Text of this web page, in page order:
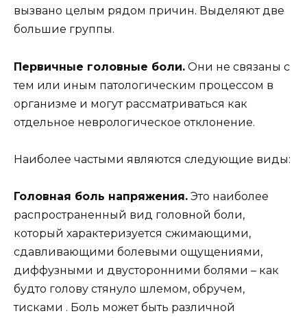
вызвано целым рядом причин. Выделяют две
большие группы.
Первичные головные боли. Они не связаны с
тем или иным патологическим процессом в
организме и могут рассматриваться как
отдельное неврологическое отклонение.
Наиболее частыми являются следующие виды:
Головная боль напряжения. Это наиболее
распространенный вид головной боли,
который характеризуется сжимающими,
сдавливающими болевыми ощущениями,
диффузными и двусторонними болями – как
будто голову стянуло шлемом, обручем,
тисками . Боль может быть различной